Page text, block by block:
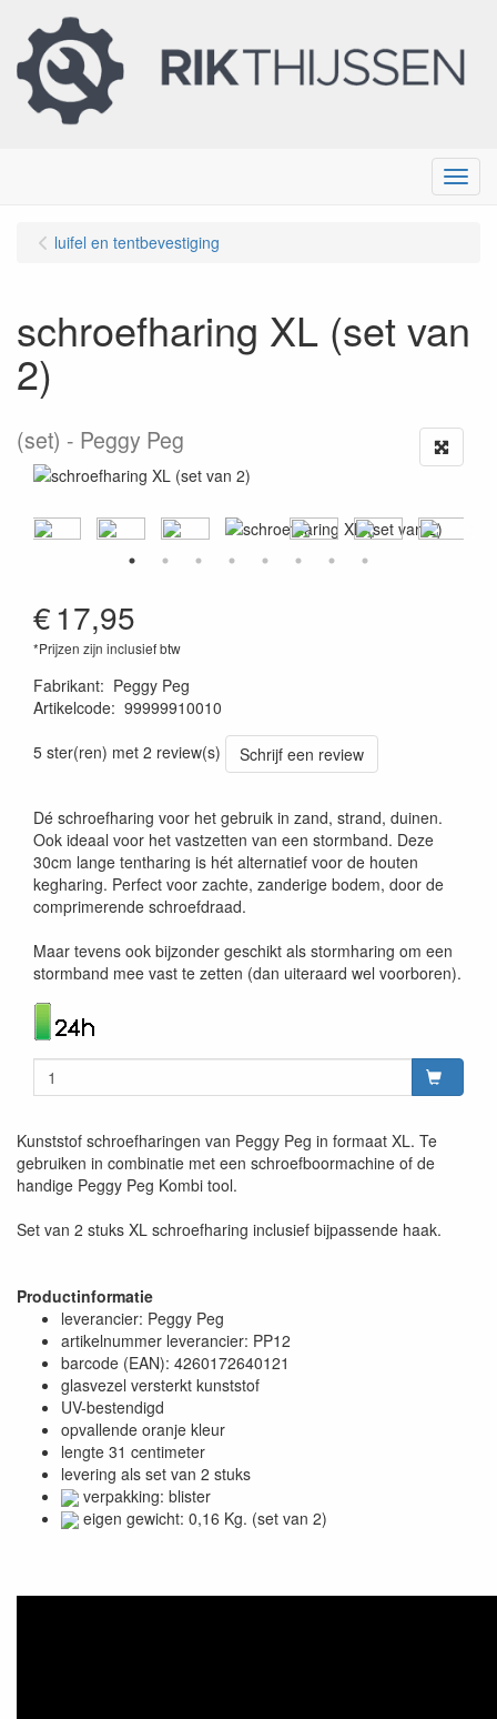
Menu
luifel en tentbevestiging
schroefharing XL (set van
2)
(set) Peggy Peg
€17,95
*Prijzen zijn inclusief btw
Fabrikant: Peggy Peg
Artikelcode: 99999910010
5 ster(ren) met 2 review(s)
Schrijf een review
Dé schroefharing voor het gebruik in zand, strand, duinen.
Ook ideaal voor het vastzetten van een stormband. Deze
30cm lange tentharing is hét alternatief voor de houten
kegharing. Perfect voor zachte, zanderige bodem, door de
comprimerende schroefdraad.
Maar tevens ook bijzonder geschikt als stormharing om een
stormband mee vast te zetten (dan uiteraard wel voorboren).
Kunststof schroefharingen van Peggy Peg in formaat XL. Te
gebruiken in combinatie met een schroefboormachine of de
handige Peggy Peg Kombi tool.
Set van 2 stuks XL schroefharing inclusief bijpassende haak.
Productinformatie
leverancier: Peggy Peg
artikelnummer leverancier: PP12
barcode (EAN): 4260172640121
glasvezel versterkt kunststof
UV-bestendigd
opvallende oranje kleur
lengte 31 centimeter
levering als set van 2 stuks
verpakking: blister
eigen gewicht: 0,16 Kg. (set van 2)